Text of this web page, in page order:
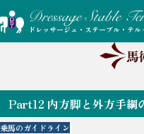
ドレッサージュ・ステーブル・テル
馬
Part12 内方脚と外方手綱
乗馬のガイドライン